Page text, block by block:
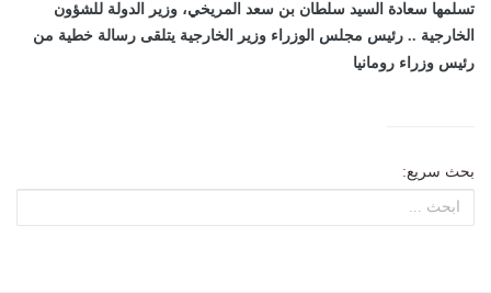
تسلمها سعادة السيد سلطان بن سعد المريخي، وزير الدولة للشؤون
الخارجية .. رئيس مجلس الوزراء وزير الخارجية يتلقى رسالة خطية من
رئيس وزراء رومانيا
بحث سريع: